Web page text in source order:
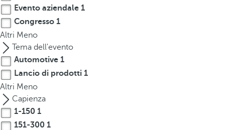
d
o
w
n
a
r
r
o
w
k
Evento aziendale 1
Congresso 1
Altri Meno
Tema dell'evento
Automotive 1
Lancio di prodotti 1
Altri Meno
Capienza
1-150 1
151-300 1